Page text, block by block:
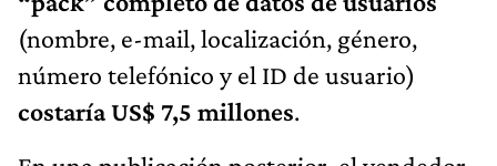
(nombre, e-mail, localización, género,
número telefónico y el ID de usuario)
costaría US$ 7,5 millones.